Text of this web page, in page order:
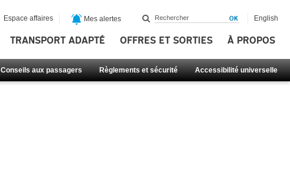
TRANSPORT ADAPTÉ OFFRES ET SORTIES À PROPOS
Conseils aux passagers Règlements et sécurité Accessibilité universelle
Espace affaires Mes alertes English